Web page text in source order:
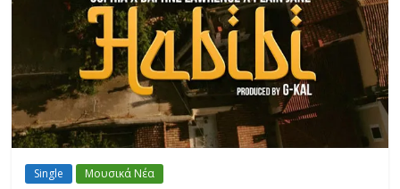
Single Μουσικά Νέα